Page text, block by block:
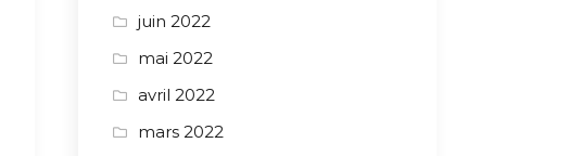
juin 2022
mai 2022
avril 2022
mars 2022